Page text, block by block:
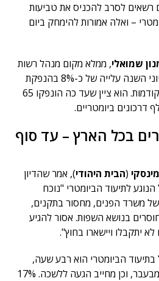
לסרב להכניס את טביעות
– ואלה אמורות להימחק ביום
שמואלי, ממלא מקום מנהל רשות
האוכלוסין, עולה כי חלה ביוני השנה עלייה של כ-8% בהנפקת
תעודות זהות ביחס לשנים קודמות. הוא ציין שעד כה הונפקו 65
בכל הארץ – עד סוף
(הבית היהודי), אמר שהדיון
לתיעוד הביומטרי "נוכח
משרד הפנים, מחסור בתקנים,
בנושא השפות. אסור להגיע
יתקבלו ויישארו בחוץ".
בתיעוד הביומטרי הוא רבע שעה,
שזה פי שלושה או ארבעה מבעבר, וכן מחייב הגעה ללשכה. 17%